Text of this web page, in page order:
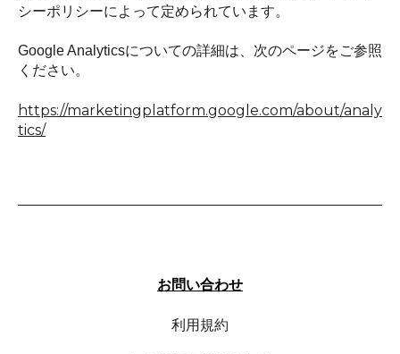
シーポリシーによって定められています。
Google Analyticsについての詳細は、次のページをご参照
ください。
https://marketingplatform.google.com/about/analy
tics/
お問い合わせ
利用規約